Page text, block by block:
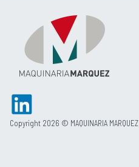
Copyright 2026 © MAQUINARIA MARQUEZ